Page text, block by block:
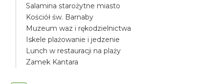
Salamina starożytne miasto
Kościół św. Barnaby
Muzeum waz i rękodzielnictwa
Iskele plażowanie i jedzenie
Lunch w restauracji na plaży
Zamek Kantara